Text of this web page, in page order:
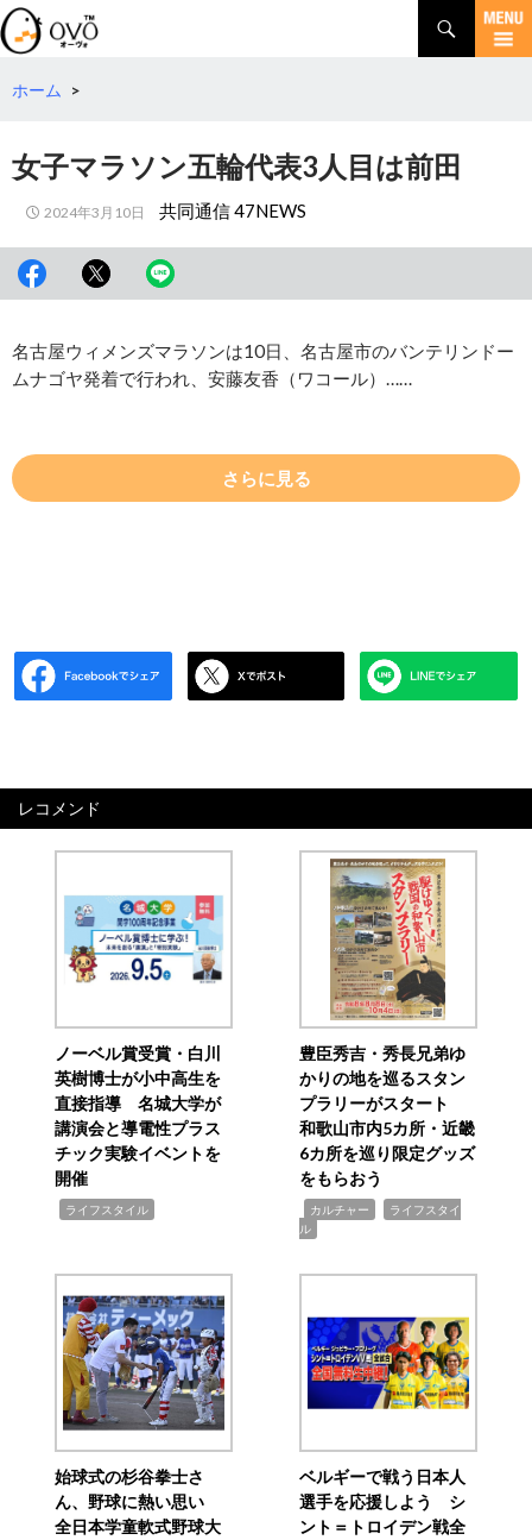
検
索
コ
テ
へ
ホーム >
女子マラソン五輪代表3人目は前田
2024年3月10日 共同通信 47NEWS
名古屋ウィメンズマラソンは10日、名古屋市のバンテリンドー
ムナゴヤ発着で行われ、安藤友香（ワコール）……
さらに見る
レコメンド
ノーベル賞受賞・白川
英樹博士が小中高生を
直接指導 名城大学が
講演会と導電性プラス
チック実験イベントを
開催
ライフスタイル
豊臣秀吉・秀長兄弟ゆ
かりの地を巡るスタン
プラリーがスタート
和歌山市内5カ所・近畿
6カ所を巡り限定グッズ
をもらおう
カルチャー
ライフスタイ
ル
始球式の杉谷拳士さ
ん、野球に熱い思い
全日本学童軟式野球大
ベルギーで戦う日本人
選手を応援しよう シ
ント＝トロイデン戦全